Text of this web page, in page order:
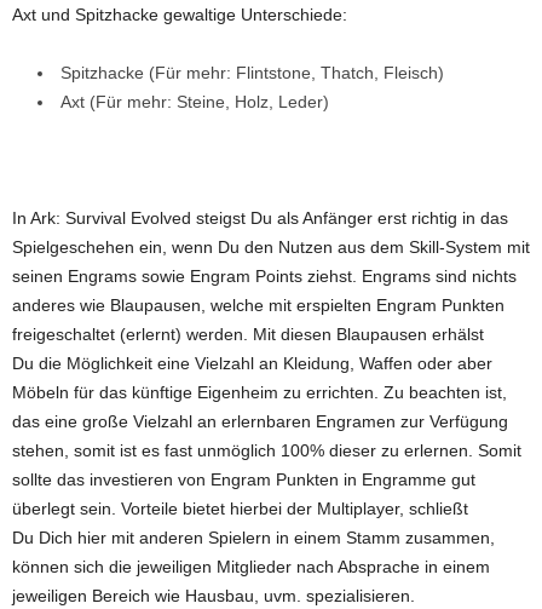
Axt und Spitzhacke gewaltige Unterschiede:
Spitzhacke (Für mehr: Flintstone, Thatch, Fleisch)
Axt (Für mehr: Steine, Holz, Leder)
In Ark: Survival Evolved steigst Du als Anfänger erst richtig in das
Spielgeschehen ein, wenn Du den Nutzen aus dem Skill-System mit
seinen Engrams sowie Engram Points ziehst. Engrams sind nichts
anderes wie Blaupausen, welche mit erspielten Engram Punkten
freigeschaltet (erlernt) werden. Mit diesen Blaupausen erhälst
Du die Möglichkeit eine Vielzahl an Kleidung, Waffen oder aber
Möbeln für das künftige Eigenheim zu errichten. Zu beachten ist,
das eine große Vielzahl an erlernbaren Engramen zur Verfügung
stehen, somit ist es fast unmöglich 100% dieser zu erlernen. Somit
sollte das investieren von Engram Punkten in Engramme gut
überlegt sein. Vorteile bietet hierbei der Multiplayer, schließt
Du Dich hier mit anderen Spielern in einem Stamm zusammen,
können sich die jeweiligen Mitglieder nach Absprache in einem
jeweiligen Bereich wie Hausbau, uvm. spezialisieren.